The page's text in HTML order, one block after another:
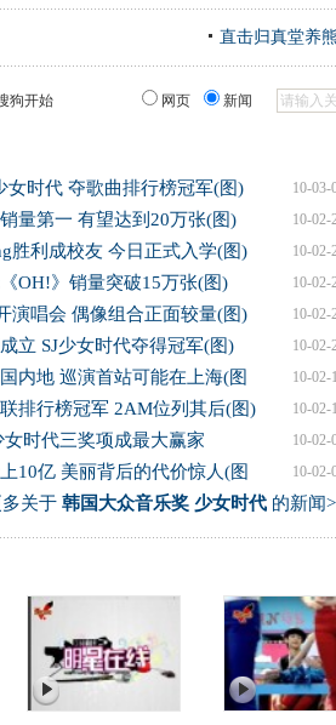
直击归真堂养
狗开始 网页 新闻
10-03-
女时代 夺歌曲排行榜冠军(图)
10-02-
量第一 有望达到20万张(图)
10-02-
胜利成校友 今日正式入学(图)
10-02-
OH!》销量突破15万张(图)
10-02-
演唱会 偶像组合正面较量(图)
10-02-
立 SJ少女时代夺得冠军(图)
10-02-
内地 巡演首站可能在上海(图
10-02-
排行榜冠军 2AM位列其后(图)
10-02-
时代三奖项成最大赢家
10-02-
10亿 美丽背后的代价惊人(图
关于 韩国大众音乐奖 少女时代的新闻